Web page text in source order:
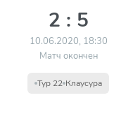
2 : 5
10.06.2020, 18:30
Матч окончен
Тур 22 Клаусура